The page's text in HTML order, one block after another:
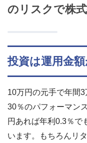
のリスクで株
投資は運用金
10万円の元手で年間
30％のパフォーマン
円あれば年利0.3％で
います。もちろんリ